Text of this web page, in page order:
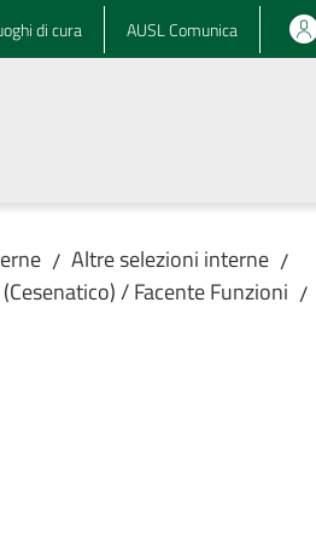
di cura AUSL Comunica
/ Altre selezioni interne /
/ Facente Funzioni /